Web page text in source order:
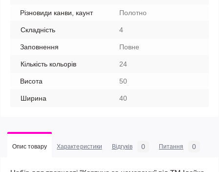
Різновиди канви, каунт Полотно
Складність 4
Заповнення Повне
Кількість кольорів 24
Висота 50
Ширина 40
Опис товару Характеристики Відгуків 0 Питання 0